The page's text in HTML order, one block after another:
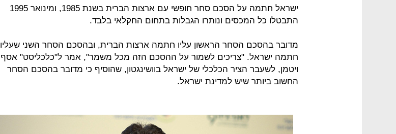
ישראל חתמה על הסכם סחר חופשי עם ארצות הברית בשנת 1985, ומינואר 1995
התבטלו כל המכסים ונותרו הגבלות בתחום החקלאי בלבד.
מדובר בהסכם הסחר הראשון עליו חתמה ארצות הברית, ובהסכם הסחר השני שעליו
חתמה ישראל. "צריכים לשמור על ההסכם הזה מכל משמר", אמר ל"כלכליסט" אסף
ויטמן, לשעבר הציר הכלכלי של ישראל בוושינגטון, שהוסיף כי מדובר בהסכם הסחר
החשוב ביותר שיש למדינת ישראל.